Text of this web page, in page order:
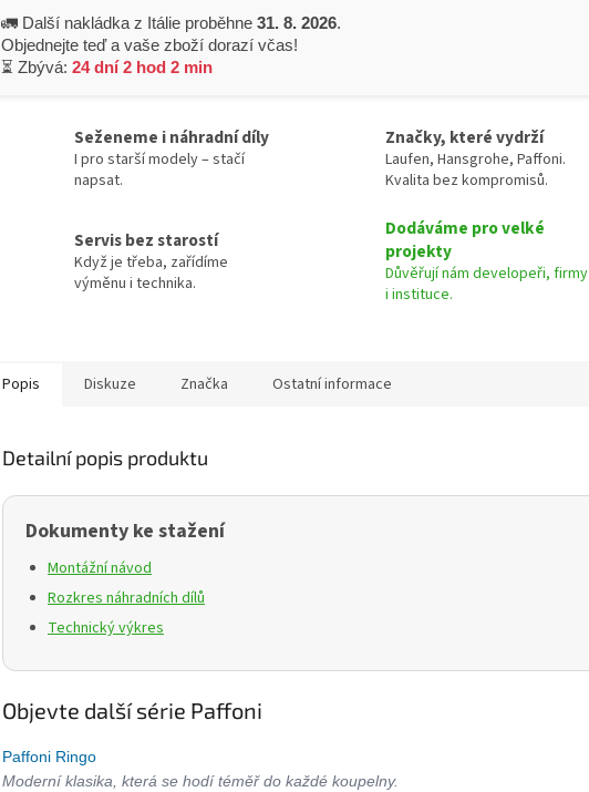
🚛 Další nakládka z Itálie proběhne 31. 8. 2026.
Objednejte teď a vaše zboží dorazí včas!
⏳ Zbývá: 24 dní 2 hod 2 min
Seženeme i náhradní díly
I pro starší modely – stačí
napsat.
Značky, které vydrží
Laufen, Hansgrohe, Paffoni.
Kvalita bez kompromisů.
Servis bez starostí
Když je třeba, zařídíme
výměnu i technika.
Dodáváme pro velké
projekty
Důvěřují nám developeři, firmy
i instituce.
Popis Diskuze Značka Ostatní informace
Detailní popis produktu
Dokumenty ke stažení
Montážní návod
Rozkres náhradních dílů
Technický výkres
Objevte další série Paffoni
Paffoni Ringo
Moderní klasika, která se hodí téměř do každé koupelny.